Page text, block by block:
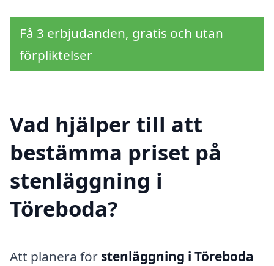
Få 3 erbjudanden, gratis och utan
förpliktelser
Vad hjälper till att
bestämma priset på
stenläggning i
Töreboda?
Att planera för stenläggning i Töreboda